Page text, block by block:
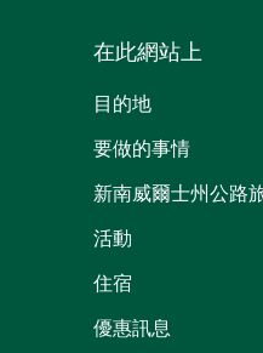
在此網站上
目的地
要做的事情
新南威爾士州公路
活動
住宿
優惠訊息